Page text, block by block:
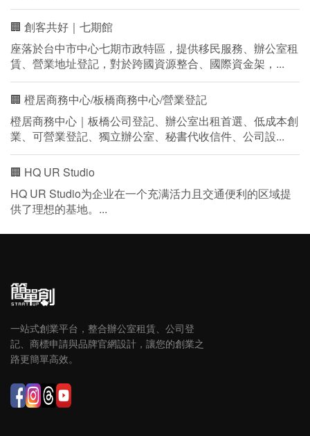
🏢 創客共好｜七期館
座落於台中市中心七期市政特區，提供移民服務、辦公室租
賃、營業地址登記，對於跨國資源整合、國際資金架，...
🏢 橙居商務中心/板橋商務中心/營業登記
橙居商務中心｜板橋公司登記、辦公室出租首選、低成本創
業、可營業登記、獨立辦公室、秘書代收信件、公司設...
🏢 HQ UR Studio
HQ UR Studio为企业在一个充满活力且交通便利的区域提
供了理想的基地。...
一站式創業平台，整合辦公室租賃、公司登
記、商標申請與品牌官網設計，讓您的創業之
路更簡單高效。